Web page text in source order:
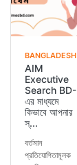
BANGLADESH
AIM
Executive
Search BD-
এর মাধ্যমে
কিভাবে আপনার
স্...
বর্তমান
প্রতিযোগিতামূলক